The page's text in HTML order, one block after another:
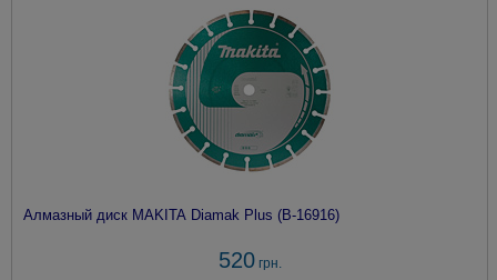
Алмазный диск MAKITA Diamak Plus (B-16916)
520грн.